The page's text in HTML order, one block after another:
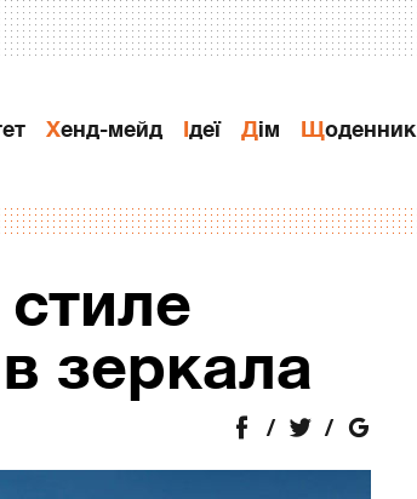
Хенд-мейд Ідеї Дiм Щоденник
зеркала